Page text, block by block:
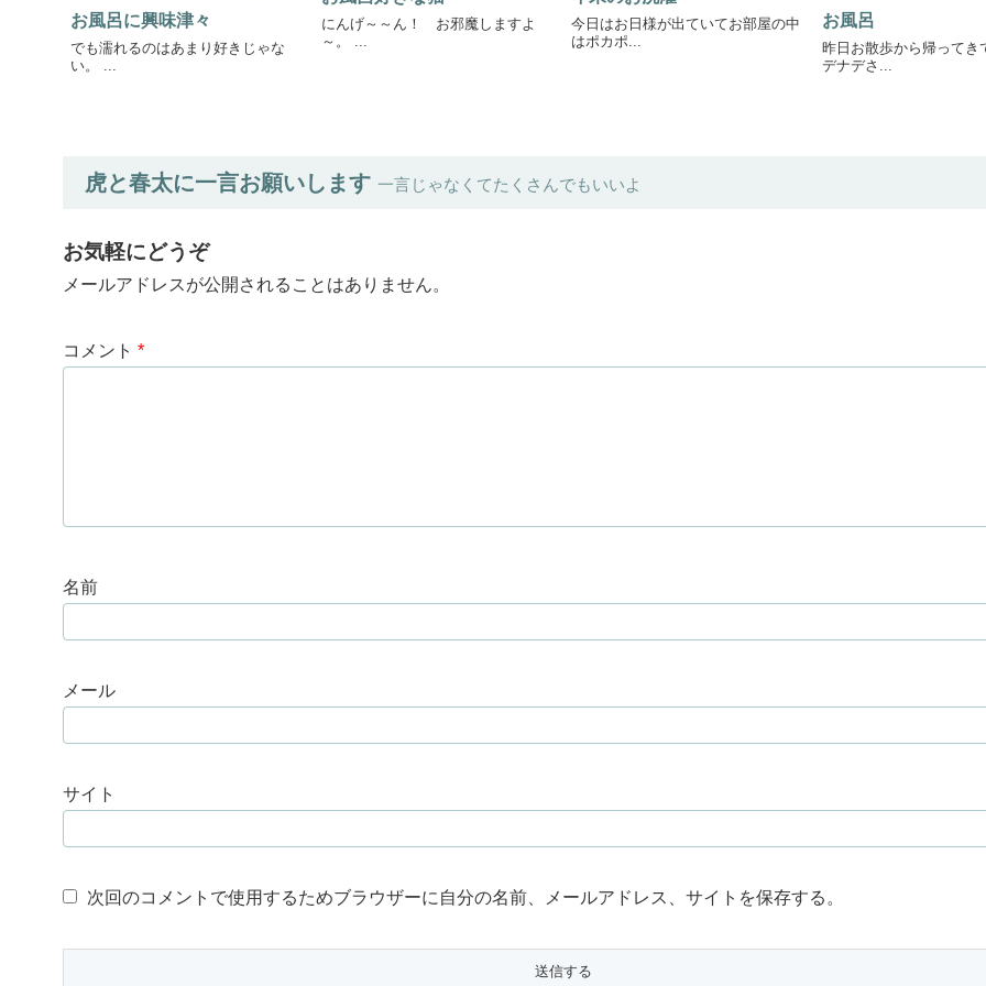
お風呂に興味津々
でも濡れるのはあまり好きじゃな
い。 ...
にんげ～～ん！ お邪魔しますよ
～。 ...
今日はお日様が出ていてお部屋の中
はポカポ...
お風呂
昨日お散歩から帰ってき
デナデさ...
虎と春太に一言お願いします 一言じゃなくてたくさんでもいいよ
お気軽にどうぞ
メールアドレスが公開されることはありません。
コメント *
名前
メール
サイト
次回のコメントで使用するためブラウザーに自分の名前、メールアドレス、サイトを保存する。